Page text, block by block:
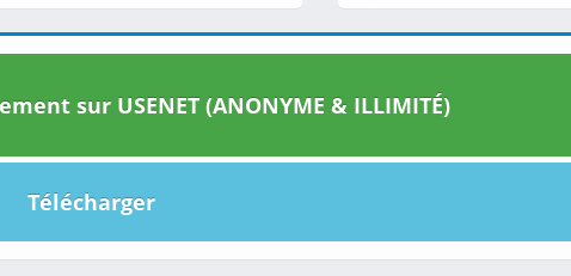
sur USENET (ANONYME & ILLIMITÉ)
Télécharger